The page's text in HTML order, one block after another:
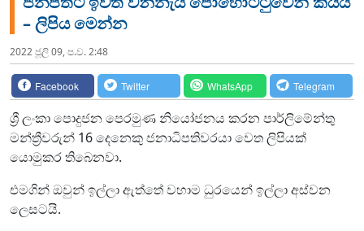
– ලිපිය මෙන්න
2022 ජූලි 09, ප.ව. 2:48
Facebook Twitter WhatsApp Telegram
ශ්‍රී ලංකා පොදුජන පෙරමුණ නියෝජනය කරන පාර්ලිමේන්තු
මන්ත්‍රීවරුන් 16 දෙනෙකු ජනාධිපතිවරයා වෙත ලිපියක්
යොමුකර තිබෙනවා.
එමගින් ඔවුන් ඉල්ලා ඇත්තේ වහාම ධුරයෙන් ඉල්ලා අස්වන
ලෙසටයි.